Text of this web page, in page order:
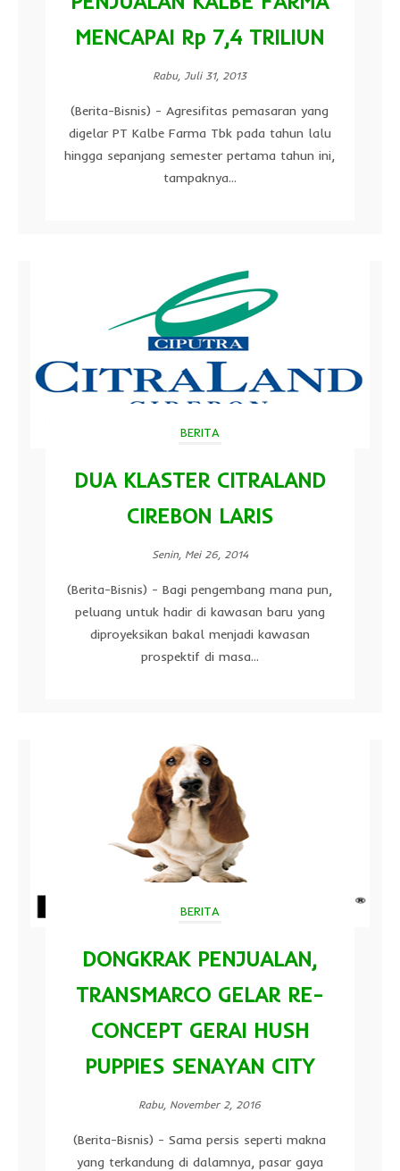
MENCAPAI Rp 7,4 TRILIUN
Rabu, Juli 31, 2013
(Berita-Bisnis) - Agresifitas pemasaran yang
digelar PT Kalbe Farma Tbk pada tahun lalu
hingga sepanjang semester pertama tahun ini,
tampaknya...
BERITA
DUA KLASTER CITRALAND
CIREBON LARIS
Senin, Mei 26, 2014
(Berita-Bisnis) - Bagi pengembang mana pun,
peluang untuk hadir di kawasan baru yang
diproyeksikan bakal menjadi kawasan
prospektif di masa...
BERITA
DONGKRAK PENJUALAN,
TRANSMARCO GELAR RE-
CONCEPT GERAI HUSH
PUPPIES SENAYAN CITY
Rabu, November 2, 2016
(Berita-Bisnis) - Sama persis seperti makna
yang terkandung di dalamnya, pasar gaya